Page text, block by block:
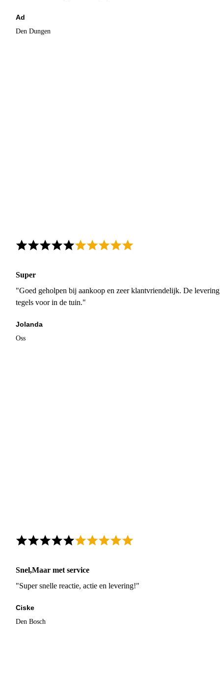
Ad
Den Dungen
Super
"Goed geholpen bij aankoop en zeer klantvriendelijk. De
tegels voor in de tuin."
Jolanda
Oss
Snel,Maar met service
"Super snelle reactie, actie en levering!"
Ciske
Den Bosch